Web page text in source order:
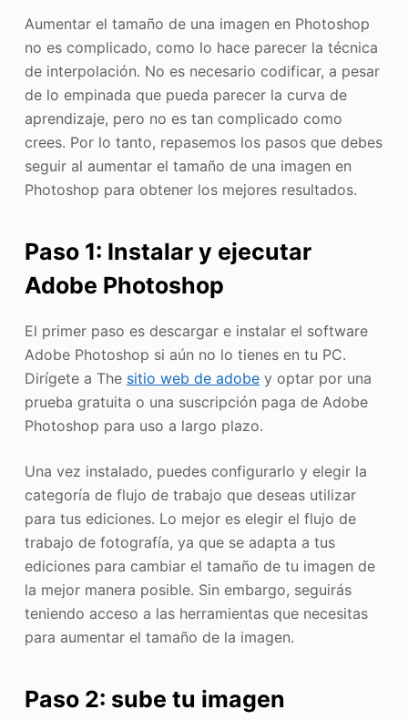
Aumentar el tamaño de una imagen en Photoshop
no es complicado, como lo hace parecer la técnica
de interpolación. No es necesario codificar, a pesar
de lo empinada que pueda parecer la curva de
aprendizaje, pero no es tan complicado como
crees. Por lo tanto, repasemos los pasos que debes
seguir al aumentar el tamaño de una imagen en
Photoshop para obtener los mejores resultados.
Paso 1: Instalar y ejecutar
Adobe Photoshop
El primer paso es descargar e instalar el software
Adobe Photoshop si aún no lo tienes en tu PC.
Dirígete a The sitio web de adobey optar por una
prueba gratuita o una suscripción paga de Adobe
Photoshop para uso a largo plazo.
Una vez instalado, puedes configurarlo y elegir la
categoría de flujo de trabajo que deseas utilizar
para tus ediciones. Lo mejor es elegir el flujo de
trabajo de fotografía, ya que se adapta a tus
ediciones para cambiar el tamaño de tu imagen de
la mejor manera posible. Sin embargo, seguirás
teniendo acceso a las herramientas que necesitas
para aumentar el tamaño de la imagen.
Paso 2: sube tu imagen